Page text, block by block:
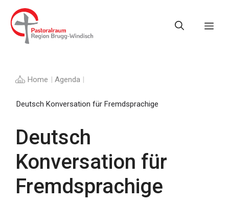
zum
Inhalt
Home | Agenda |
Deutsch Konversation für Fremdsprachige
Deutsch
Konversation für
Fremdsprachige